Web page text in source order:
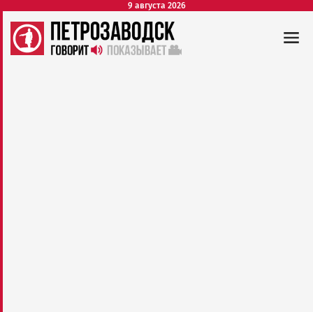
9 августа 2026